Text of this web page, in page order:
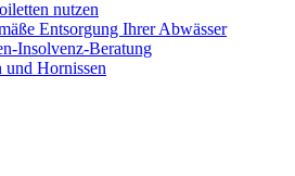
nutzen
Entsorgung Ihrer Abwässer
Insolvenz-Beratung
und Hornissen